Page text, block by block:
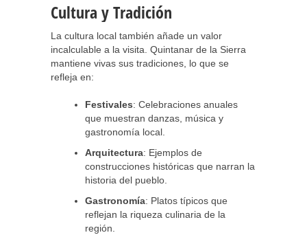
Cultura y Tradición
La cultura local también añade un valor
incalculable a la visita. Quintanar de la Sierra
mantiene vivas sus tradiciones, lo que se
refleja en:
Festivales: Celebraciones anuales
que muestran danzas, música y
gastronomía local.
Arquitectura: Ejemplos de
construcciones históricas que narran la
historia del pueblo.
Gastronomía: Platos típicos que
reflejan la riqueza culinaria de la
región.